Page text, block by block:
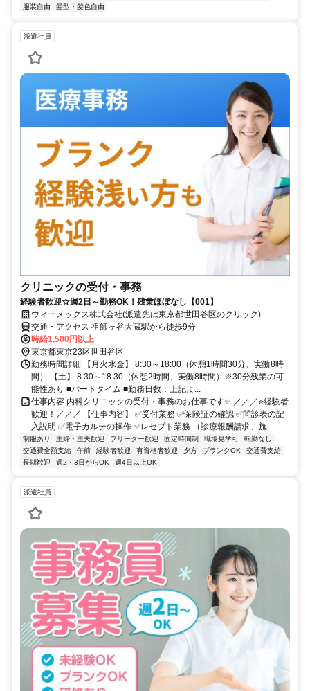
服装自由
髪型・髪色自由
派遣社員
クリニックの受付・事務
経験者歓迎☆週2日～勤務OK！残業ほぼなし【001】
ウィーメックス株式会社(派遣先は東京都世田谷区のクリック)
交通・アクセス 祖師ヶ谷大蔵駅から徒歩9分
時給1,500円以上
東京都東京23区世田谷区
勤務時間詳細 【月火水金】 8:30～18:00（休憩1時間30分、実働8時
間） 【土】 8:30～18:30（休憩2時間、実働8時間）※30分残業の可
能性あり ■パートタイム ■勤務日数：上記よ...
仕事内容 内科クリニックの受付・事務のお仕事です✨ ／／／⭐経験者
歓迎！／／／ 【仕事内容】 ✅受付業務 ✅保険証の確認 ✅問診表の記
入説明 ✅電子カルテの操作 ✅レセプト業務 （診療報酬請求、施...
制服あり 主婦・主夫歓迎 フリーター歓迎 固定時間制 職場見学可
転勤なし
交通費全額支給
午前 経験者歓迎 有資格者歓迎 夕方 ブランクOK
交通費支給
長期歓迎
週2・3日からOK 週4日以上OK
派遣社員